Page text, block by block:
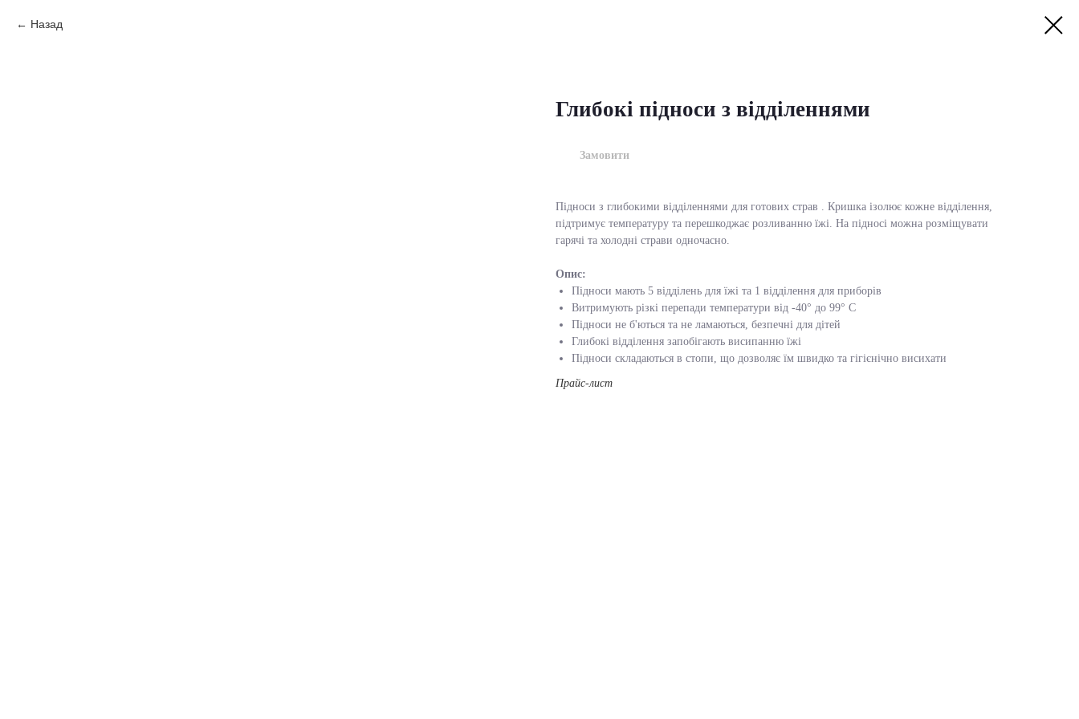
Назад
Глибокі підноси з відділеннями
Замовити
Підноси з глибокими відділеннями для готових страв . Кришка ізолює кожне відділення,
підтримує температуру та перешкоджає розливанню їжі. На підносі можна розміщувати
гарячі та холодні страви одночасно.
Опис:
Підноси мають 5 відділень для їжі та 1 відділення для приборів
Витримують різкі перепади температури від -40° до 99° С
Підноси не б'ються та не ламаються, безпечні для дітей
Глибокі відділення запобігають висипанню їжі
Підноси складаються в стопи, що дозволяє їм швидко та гігієнічно висихати
Прайс-лист